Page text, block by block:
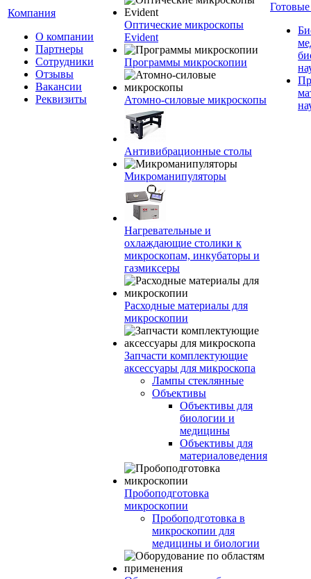
Компания
О компании
Партнеры
Сотрудники
Отзывы
Вакансии
Реквизиты
Оптические микроскопы
Evident
Программы микроскопии
Атомно-силовые микроскопы
Антивибрационные столы
Микроманипуляторы
Нагревательные и
охлаждающие столики к
микроскопам, инкубаторы и
газмиксеры
Расходные материалы для
микроскопии
Запчасти комплектующие
аксессуары для микроскопа
Лампы стеклянные
Объективы
Объективы для
биологии и
медицины
Объективы для
материаловедения
Пробоподготовка
микроскопии
Пробоподготовка в
микроскопии для
медицины и биологии